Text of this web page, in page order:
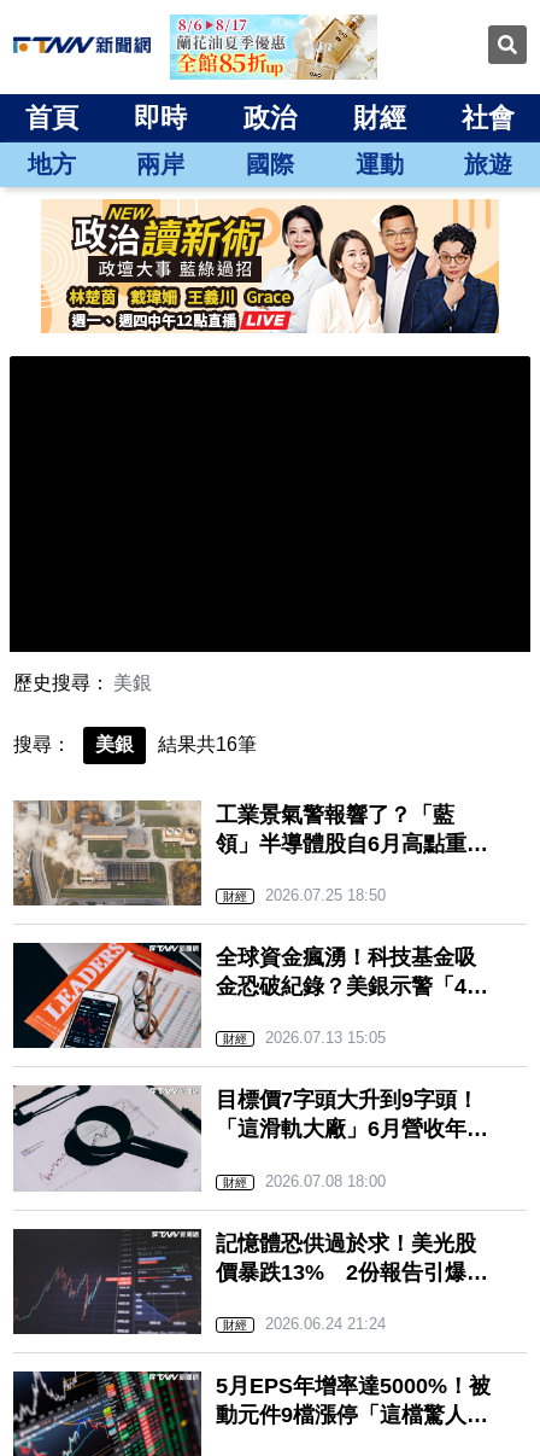
首頁 即時 政治 財經 社會
地方 兩岸 國際 運動 旅遊
歷史搜尋： 美銀
搜尋： 美銀 結果共16筆
工業景氣警報響了？「藍
領」半導體股自6月高點重挫
財經 2026.07.25 18:50
全球資金瘋湧！科技基金吸
金恐破紀錄？美銀示警「4大
財經 2026.07.13 15:05
目標價7字頭大升到9字頭！
「這滑軌大廠」6月營收年增
2026 EPS預估
財經 2026.07.08 18:00
記憶體恐供過於求！美光股
價暴跌13% 2份報告引爆全
財經 2026.06.24 21:24
5月EPS年增率達5000%！被
動元件9檔漲停「這檔驚人財